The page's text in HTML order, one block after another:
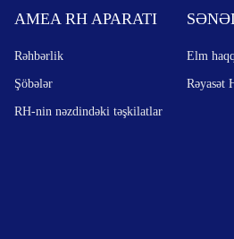
AMEA RH APARATI
Rəhbərlik
Şöbələr
RH-nin nəzdindəki təşkilatlar
Elm
Rəyasət